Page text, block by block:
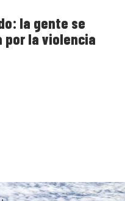
la gente se
por la violencia